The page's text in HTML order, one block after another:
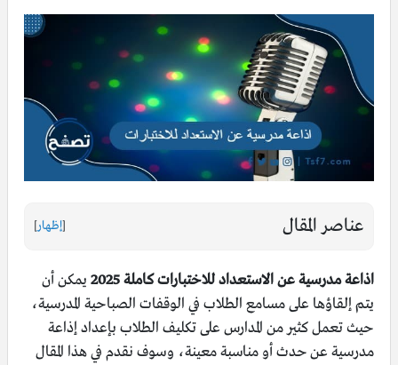
عناصر المقال [إظهار]
اذاعة مدرسية عن الاستعداد للاختبارات كاملة 2025
يمكن أن
يتم إلقاؤها على مسامع الطلاب في الوقفات الصباحية المدرسية،
حيث تعمل كثير من المدارس على تكليف الطلاب بإعداد إذاعة
مدرسية عن حدث أو مناسبة معينة، وسوف نقدم في هذا المقال